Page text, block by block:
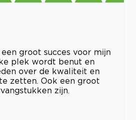
groot succes voor mijn
plek wordt benut en
over de kwaliteit en
zetten. Ook een groot
zijn.